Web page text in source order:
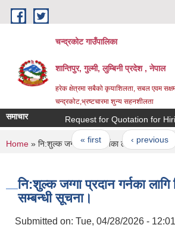
Skip to main content
चन्द्रकोट गाउँपालिका
शान्तिपुर, गुल्मी, लुम्बिनी प्रदेश , नेपाल
हरेक क्षेत्रमा सबैको कृयाशिलता, सबल एवम
चन्द्रकोट,भ्रष्टचारमा शुन्य सहनशीलता
समाचार Request for Quotation for
Pages
« first ‹ previous
You are here
Home » नि:शुल्क जग्गा प्रदान गर्नका लागि निवेदन पेश
नि:शुल्क जग्गा प्रदान गर्नका
सम्बन्धी सूचना।
Submitted on: Tue, 04/28/2026 - 12:01